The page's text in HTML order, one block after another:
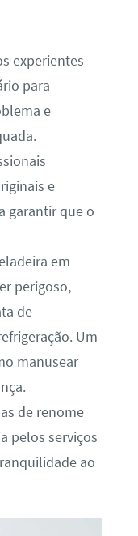
experientes
para
e
e
garantir que o
em
perigoso,
de
Um
manusear
de renome
pelos serviços
ao